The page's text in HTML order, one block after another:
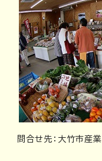
問合せ先：大竹市